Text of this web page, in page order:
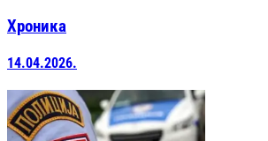
Хроника
14.04.2026.